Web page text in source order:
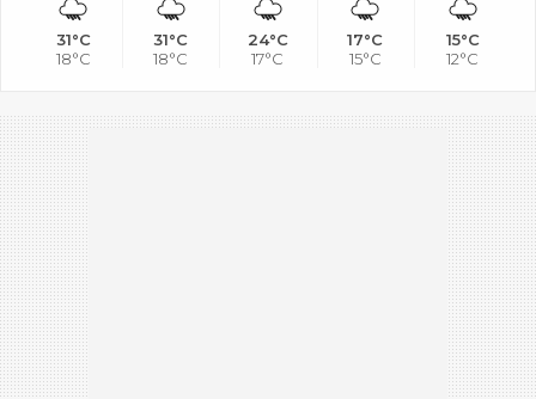
31°C
18°C
31°C
18°C
24°C
17°C
17°C
15°C
15°C
12°C